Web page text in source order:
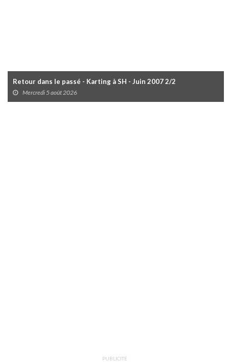
Retour dans le passé - Karting à SH - Juin 2007 2/2
Mercredi 5 août 2026
PUBLICITÉ